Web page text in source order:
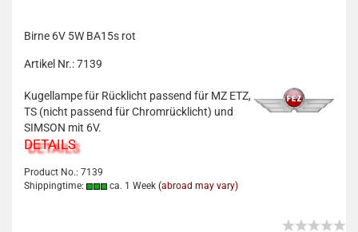
Birne 6V 5W BA15s rot
Artikel Nr.: 7139
Kugellampe für Rücklicht passend für MZ ETZ,
TS (nicht passend für Chromrücklicht) und
SIMSON mit 6V.
DETAILS
Product No.: 7139
Shippingtime:
ca. 1 Week (abroad may vary)